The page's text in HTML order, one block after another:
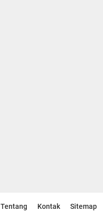
Tentang Kontak Sitemap